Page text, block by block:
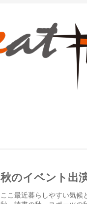
秋のイベント出
ここ最近暮らしやすい気